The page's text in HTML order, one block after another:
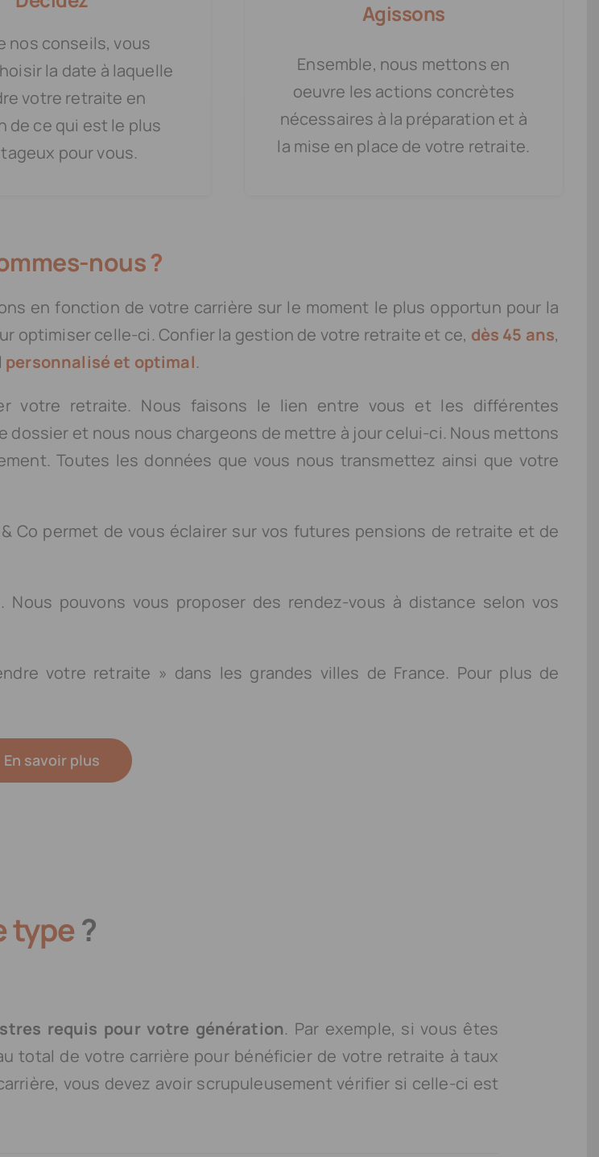
nos conseils, vous
la date à laquelle
votre retraite en
de ce qui est le plus
pour vous.
Agissons
Ensemble, nous mettons en
oeuvre les actions concrètes
nécessaires à la préparation et à
la mise en place de votre retraite.
nous?
en fonction de votre carrière sur le moment le plus opportun pour la
optimiser celle-ci. Confier la gestion de votre retraite et ce, dès 45 ans,
personnalisé et optimal.
votre retraite. Nous faisons le lien entre vous et les différentes
et nous nous chargeons de mettre à jour celui-ci. Nous mettons
Toutes les données que vous nous transmettez ainsi que votre
Co permet de vous éclairer sur vos futures pensions de retraite et de
Nous pouvons vous proposer des rendez-vous à distance selon vos
votre retraite » dans les grandes villes de France. Pour plus de
En savoir plus
type?
requis pour votre génération. Par exemple, si vous êtes
total de votre carrière pour bénéficier de votre retraite à taux
vous devez avoir scrupuleusement vérifier si celle-ci est